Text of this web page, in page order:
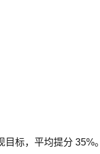
标，平均提分 35%。